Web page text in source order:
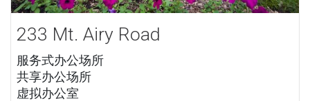
233 Mt. Airy Road
服务式办公场所
共享办公场所
虚拟办公室